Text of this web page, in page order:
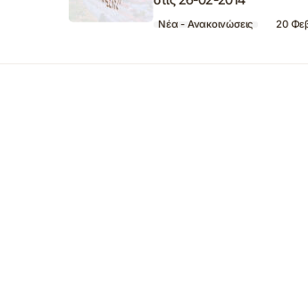
Νέα - Ανακοινώσεις 20